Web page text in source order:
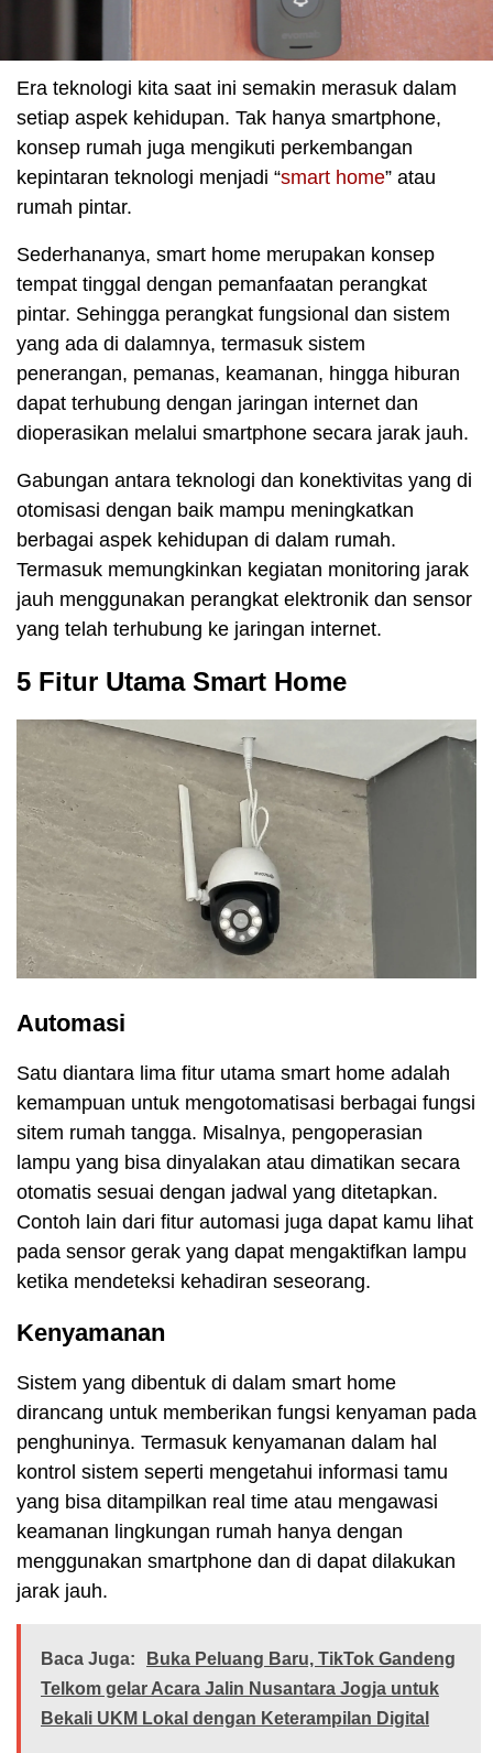
Era teknologi kita saat ini semakin merasuk dalam
setiap aspek kehidupan. Tak hanya smartphone,
konsep rumah juga mengikuti perkembangan
kepintaran teknologi menjadi “smart home” atau
rumah pintar.
Sederhananya, smart home merupakan konsep
tempat tinggal dengan pemanfaatan perangkat
pintar. Sehingga perangkat fungsional dan sistem
yang ada di dalamnya, termasuk sistem
penerangan, pemanas, keamanan, hingga hiburan
dapat terhubung dengan jaringan internet dan
dioperasikan melalui smartphone secara jarak jauh.
Gabungan antara teknologi dan konektivitas yang di
otomisasi dengan baik mampu meningkatkan
berbagai aspek kehidupan di dalam rumah.
Termasuk memungkinkan kegiatan monitoring jarak
jauh menggunakan perangkat elektronik dan sensor
yang telah terhubung ke jaringan internet.
5 Fitur Utama Smart Home
Automasi
Satu diantara lima fitur utama smart home adalah
kemampuan untuk mengotomatisasi berbagai fungsi
sitem rumah tangga. Misalnya, pengoperasian
lampu yang bisa dinyalakan atau dimatikan secara
otomatis sesuai dengan jadwal yang ditetapkan.
Contoh lain dari fitur automasi juga dapat kamu lihat
pada sensor gerak yang dapat mengaktifkan lampu
ketika mendeteksi kehadiran seseorang.
Kenyamanan
Sistem yang dibentuk di dalam smart home
dirancang untuk memberikan fungsi kenyaman pada
penghuninya. Termasuk kenyamanan dalam hal
kontrol sistem seperti mengetahui informasi tamu
yang bisa ditampilkan real time atau mengawasi
keamanan lingkungan rumah hanya dengan
menggunakan smartphone dan di dapat dilakukan
jarak jauh.
Baca Juga:
Buka Peluang Baru, TikTok Gandeng
Telkom gelar Acara Jalin Nusantara Jogja untuk
Bekali UKM Lokal dengan Keterampilan Digital